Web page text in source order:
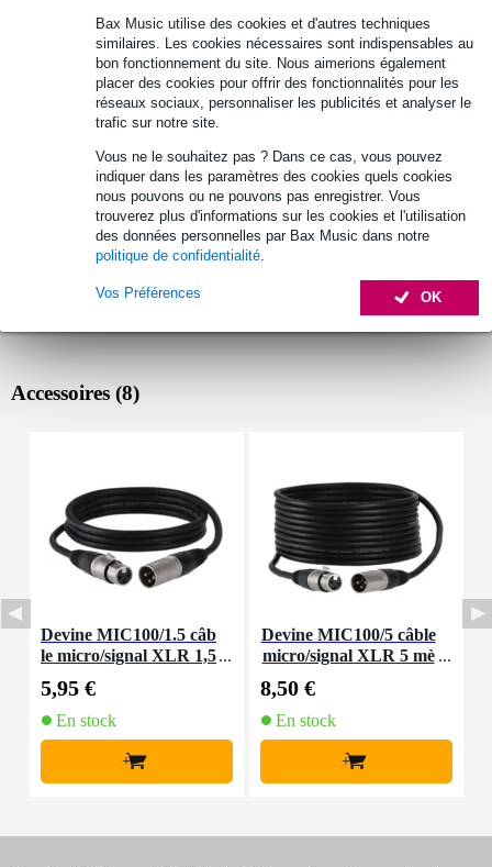
Bax Music utilise des cookies et d'autres techniques
similaires. Les cookies nécessaires sont indispensables au
bon fonctionnement du site. Nous aimerions également
placer des cookies pour offrir des fonctionnalités pour les
réseaux sociaux, personnaliser les publicités et analyser le
trafic sur notre site.
Vous ne le souhaitez pas ? Dans ce cas, vous pouvez
indiquer dans les paramètres des cookies quels cookies
nous pouvons ou ne pouvons pas enregistrer. Vous
trouverez plus d'informations sur les cookies et l'utilisation
des données personnelles par Bax Music dans notre
politique de confidentialité.
OK
Vos Préférences
Afficher toutes les caractéristiques du produit
Autres variantes (3)
Accessoires (8)
Devine MIC100/1.5 câb
le micro/signal XLR 1,5
5,95 €
En stock
+
Devine MIC100/5 câble
micro/signal XLR 5 mè
8,50 €
En stock
+